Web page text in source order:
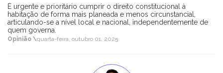
É urgente e prioritário cumprir o direito constitucional à
habitação de forma mais planeada e menos circunstancial,
articulando-se a nível local e nacional, independentemente de
quem governa.
Opinião \quarta-feira, outubro 01, 2025